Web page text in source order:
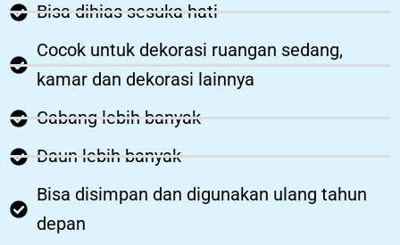
Bisa dihias sesuka hati
Cocok untuk dekorasi ruangan sedang,
kamar dan dekorasi lainnya
Cabang lebih banyak
Daun lebih banyak
Bisa disimpan dan digunakan ulang tahun
depan